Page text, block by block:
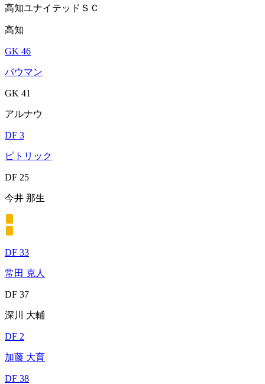
高知ユナイテッドＳＣ
高知
GK 46
バウマン
GK 41
アルナウ
DF 3
ピトリック
DF 25
今井 那生
DF 33
常田 克人
DF 37
深川 大輔
DF 2
加藤 大育
DF 38